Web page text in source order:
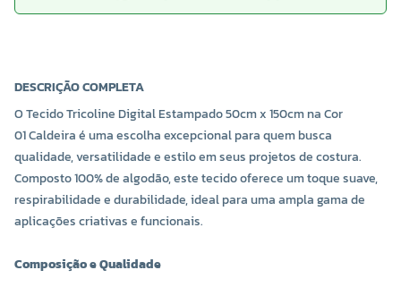
DESCRIÇÃO COMPLETA
O Tecido Tricoline Digital Estampado 50cm x 150cm na Cor
01 Caldeira é uma escolha excepcional para quem busca
qualidade, versatilidade e estilo em seus projetos de costura.
Composto 100% de algodão, este tecido oferece um toque suave,
respirabilidade e durabilidade, ideal para uma ampla gama de
aplicações criativas e funcionais.
Composição e Qualidade